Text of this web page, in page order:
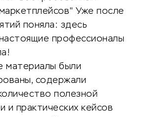
Уже после
поняла: здесь
профессионалы
материалы были
содержали
полезной
и практических кейсов